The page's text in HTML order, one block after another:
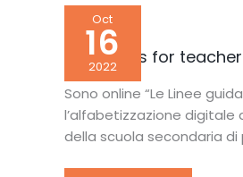
Oct
16
2022
Guidelines for
Sono online “Le Linee
l’alfabetizzazione
della scuola secondaria di
Guidelines
for
teachers
and
educators
on
how
to
deal
with
misinformation